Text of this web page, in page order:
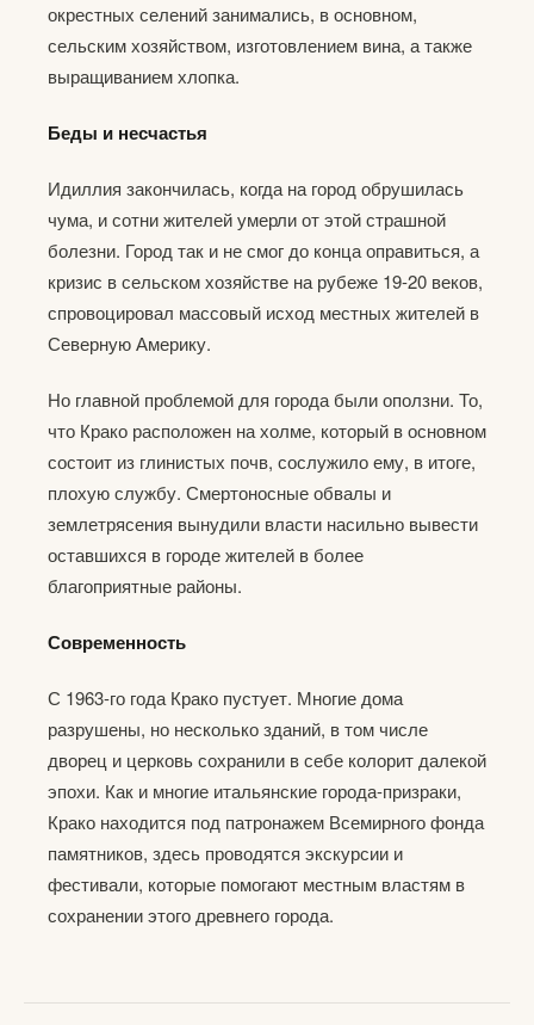
окрестных селений занимались, в основном,
сельским хозяйством, изготовлением вина, а также
выращиванием хлопка.
Беды и несчастья
Идиллия закончилась, когда на город обрушилась
чума, и сотни жителей умерли от этой страшной
болезни. Город так и не смог до конца оправиться, а
кризис в сельском хозяйстве на рубеже 19-20 веков,
спровоцировал массовый исход местных жителей в
Северную Америку.
Но главной проблемой для города были оползни. То,
что Крако расположен на холме, который в основном
состоит из глинистых почв, сослужило ему, в итоге,
плохую службу. Смертоносные обвалы и
землетрясения вынудили власти насильно вывести
оставшихся в городе жителей в более
благоприятные районы.
Современность
С 1963-го года Крако пустует. Многие дома
разрушены, но несколько зданий, в том числе
дворец и церковь сохранили в себе колорит далекой
эпохи. Как и многие итальянские города-призраки,
Крако находится под патронажем Всемирного фонда
памятников, здесь проводятся экскурсии и
фестивали, которые помогают местным властям в
сохранении этого древнего города.